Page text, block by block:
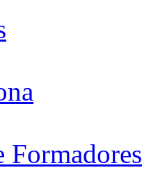
Formadores